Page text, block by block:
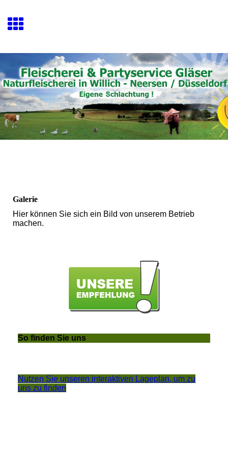
Galerie
Hier können Sie sich ein Bild von unserem Betrieb
machen.
So finden Sie uns
Nutzen Sie unseren interaktiven La­ge­plan, um zu
uns zu finden